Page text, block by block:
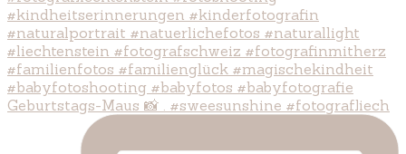
Geburtstags-Maus 📸 . #sweesunshine #fotografliech